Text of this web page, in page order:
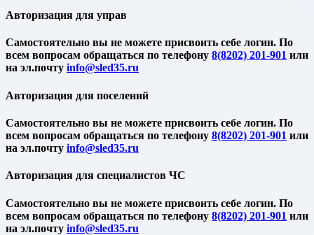
Авторизация для управ
Cамостоятельно вы не можете присвоить себе логин. По
всем вопросам обращаться по телефону 8(8202) 201-901 или
на эл.почту
Авторизация для поселений
Cамостоятельно вы не можете присвоить себе логин. По
всем вопросам обращаться по телефону 8(8202) 201-901 или
на эл.почту
Авторизация для специалистов ЧС
Cамостоятельно вы не можете присвоить себе логин. По
всем вопросам обращаться по телефону 8(8202) 201-901 или
на эл.почту